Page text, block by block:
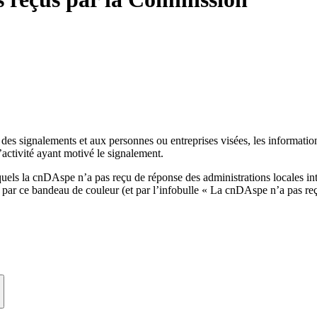
signalements et aux personnes ou entreprises visées, les
ayant motivé le signalement.
la cnDAspe n’a pas reçu de réponse des administrations locales
ce bandeau de couleur (et par l’infobulle « La cnDAspe n’a pas